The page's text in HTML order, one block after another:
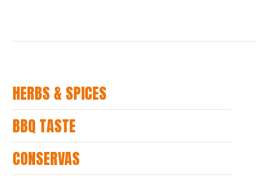
HERBS & SPICES
BBQ TASTE
CONSERVAS